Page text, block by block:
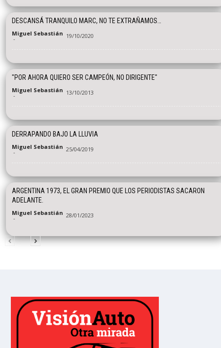
DESCANSÁ TRANQUILO MARC, NO TE EXTRAÑAMOS…
Miguel Sebastián
- 19/10/2020
"POR AHORA QUIERO SER CAMPEÓN, NO DIRIGENTE"
Miguel Sebastián
- 13/10/2013
DERRAPANDO BAJO LA LLUVIA
Miguel Sebastián
- 25/04/2019
ARGENTINA 1973, EL GRAN PREMIO QUE LOS PERIODISTAS SACARON
ADELANTE.
Miguel Sebastián
- 28/01/2023